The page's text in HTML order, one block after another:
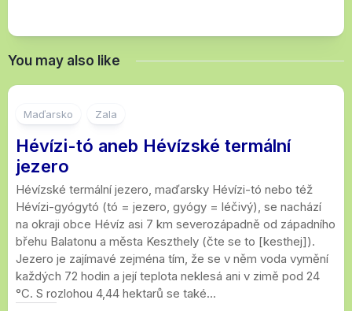
You may also like
Maďarsko Zala
Hévízi-tó aneb Hévízské termální
jezero
Hévízské termální jezero, maďarsky Hévízi-tó nebo též
Hévízi-gyógytó (tó = jezero, gyógy = léčivý), se nachází
na okraji obce Hévíz asi 7 km severozápadně od západního
břehu Balatonu a města Keszthely (čte se to [kesthej]).
Jezero je zajímavé zejména tím, že se v něm voda vymění
každých 72 hodin a její teplota neklesá ani v zimě pod 24
°C. S rozlohou 4,44 hektarů se také...